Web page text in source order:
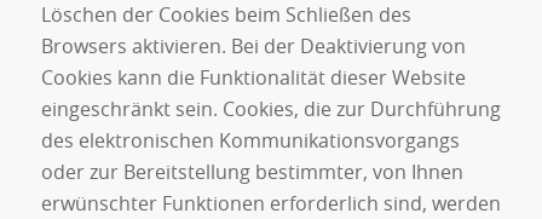
Löschen der Cookies beim Schließen des
Browsers aktivieren. Bei der Deaktivierung von
Cookies kann die Funktionalität dieser Website
eingeschränkt sein. Cookies, die zur Durchführung
des elektronischen Kommunikationsvorgangs
oder zur Bereitstellung bestimmter, von Ihnen
erwünschter Funktionen erforderlich sind, werden